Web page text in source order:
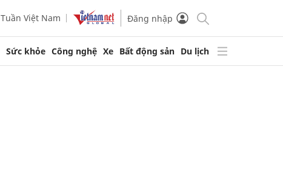
Tuần Việt Nam Đăng nhập
Sức khỏe Công nghệ Xe Bất động sản Du lịch